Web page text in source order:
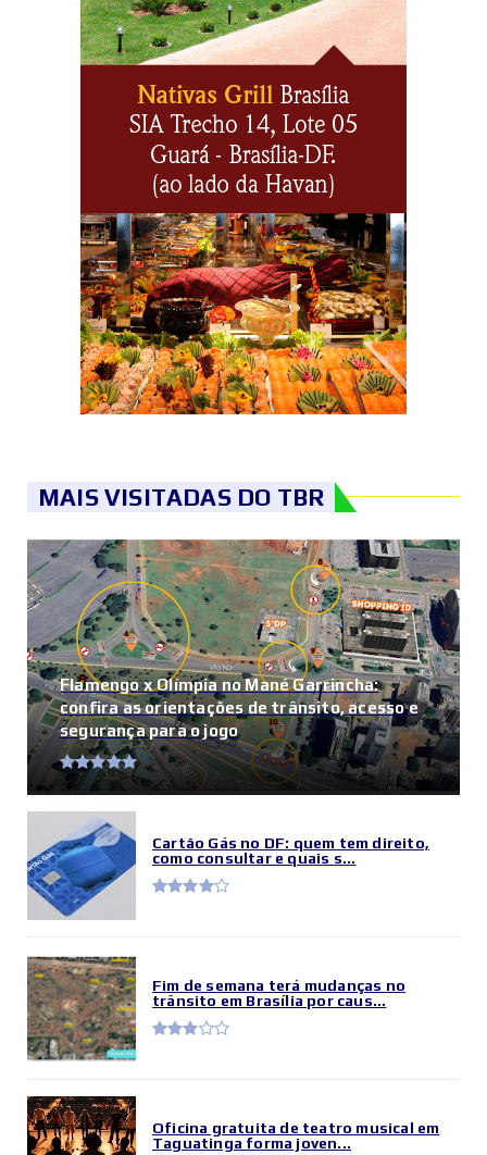
MAIS VISITADAS DO TBR
Flamengo x Olímpia no Mané Garrincha:
confira as orientações de trânsito, acesso e
segurança para o jogo
Cartão Gás no DF: quem tem direito,
como consultar e quais s...
Fim de semana terá mudanças no
trânsito em Brasília por caus...
Oficina gratuita de teatro musical em
Taguatinga forma joven...